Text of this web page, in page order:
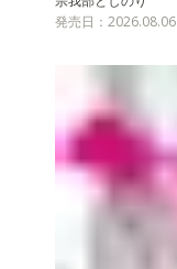
発売日：2026.08.06